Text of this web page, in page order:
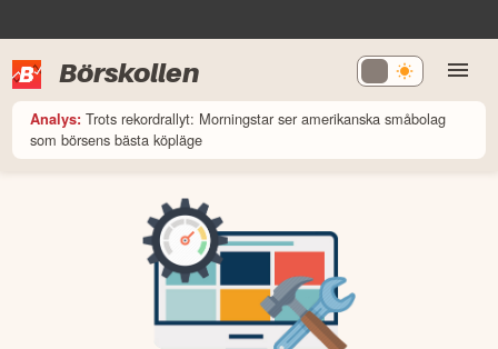
Börskollen
Analys: Trots rekordrallyt: Morningstar ser amerikanska småbolag
som börsens bästa köpläge